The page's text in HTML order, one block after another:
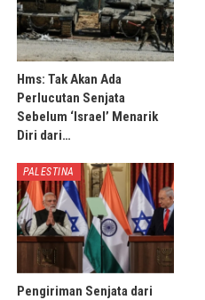
Hms: Tak Akan Ada
Perlucutan Senjata
Sebelum ‘Israel’ Menarik
Diri dari…
PALESTINA
Pengiriman Senjata dari